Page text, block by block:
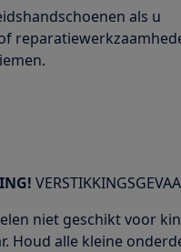
als u
niet geschikt voor
Houd alle kleine